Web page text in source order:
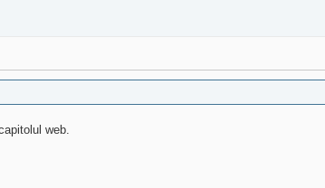
web.